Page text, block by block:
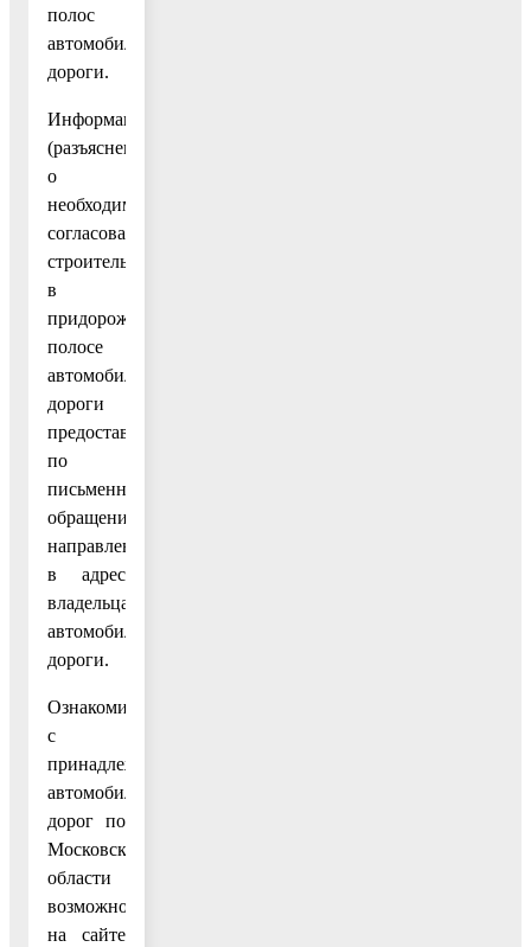
полос
автомобильной
дороги.
Информация
(разъяснения)
о
необходимости
согласования
строительства
в
придорожной
полосе
автомобильной
дороги
предоставляется
по
письменному
обращению,
направленному
в адрес
владельца
автомобильной
дороги.
Ознакомиться
с
принадлежностью
автомобильных
дорог по
Московской
области
возможно
на сайте